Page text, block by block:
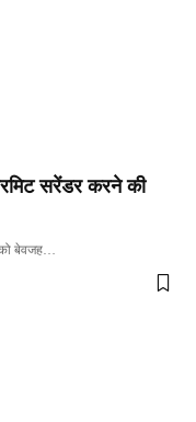
सरेंडर करने की
को बेवजह…